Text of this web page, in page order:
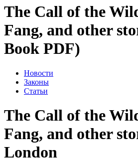
The Call of the
Fang, and other
Book PDF)
Новости
Законы
Статьи
The Call of the
Fang, and other
London